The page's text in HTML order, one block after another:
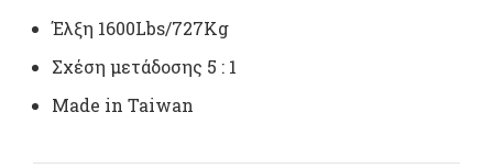
Έλξη 1600Lbs/727Kg
Σχέση μετάδοσης 5 : 1
Made in Taiwan